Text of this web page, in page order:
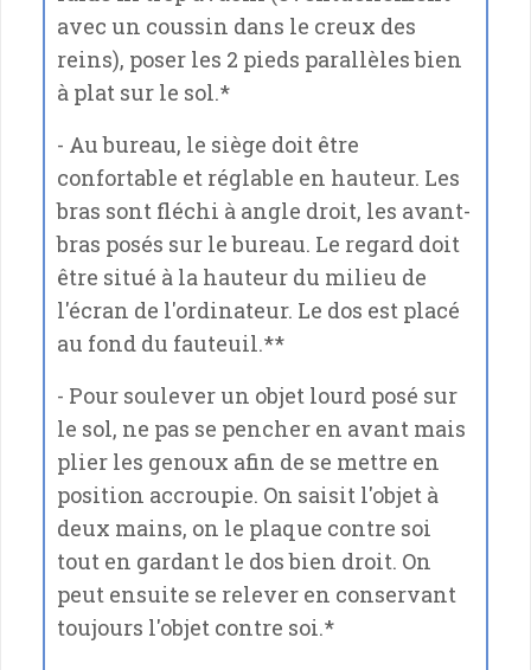
avec un coussin dans le creux des
reins), poser les 2 pieds parallèles bien
à plat sur le sol.*
- Au bureau, le siège doit être
confortable et réglable en hauteur. Les
bras sont fléchi à angle droit, les avant-
bras posés sur le bureau. Le regard doit
être situé à la hauteur du milieu de
l'écran de l'ordinateur. Le dos est placé
au fond du fauteuil.**
- Pour soulever un objet lourd posé sur
le sol, ne pas se pencher en avant mais
plier les genoux afin de se mettre en
position accroupie. On saisit l'objet à
deux mains, on le plaque contre soi
tout en gardant le dos bien droit. On
peut ensuite se relever en conservant
toujours l'objet contre soi.*